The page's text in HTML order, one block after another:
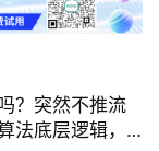
？突然不推流
法底层逻辑，3